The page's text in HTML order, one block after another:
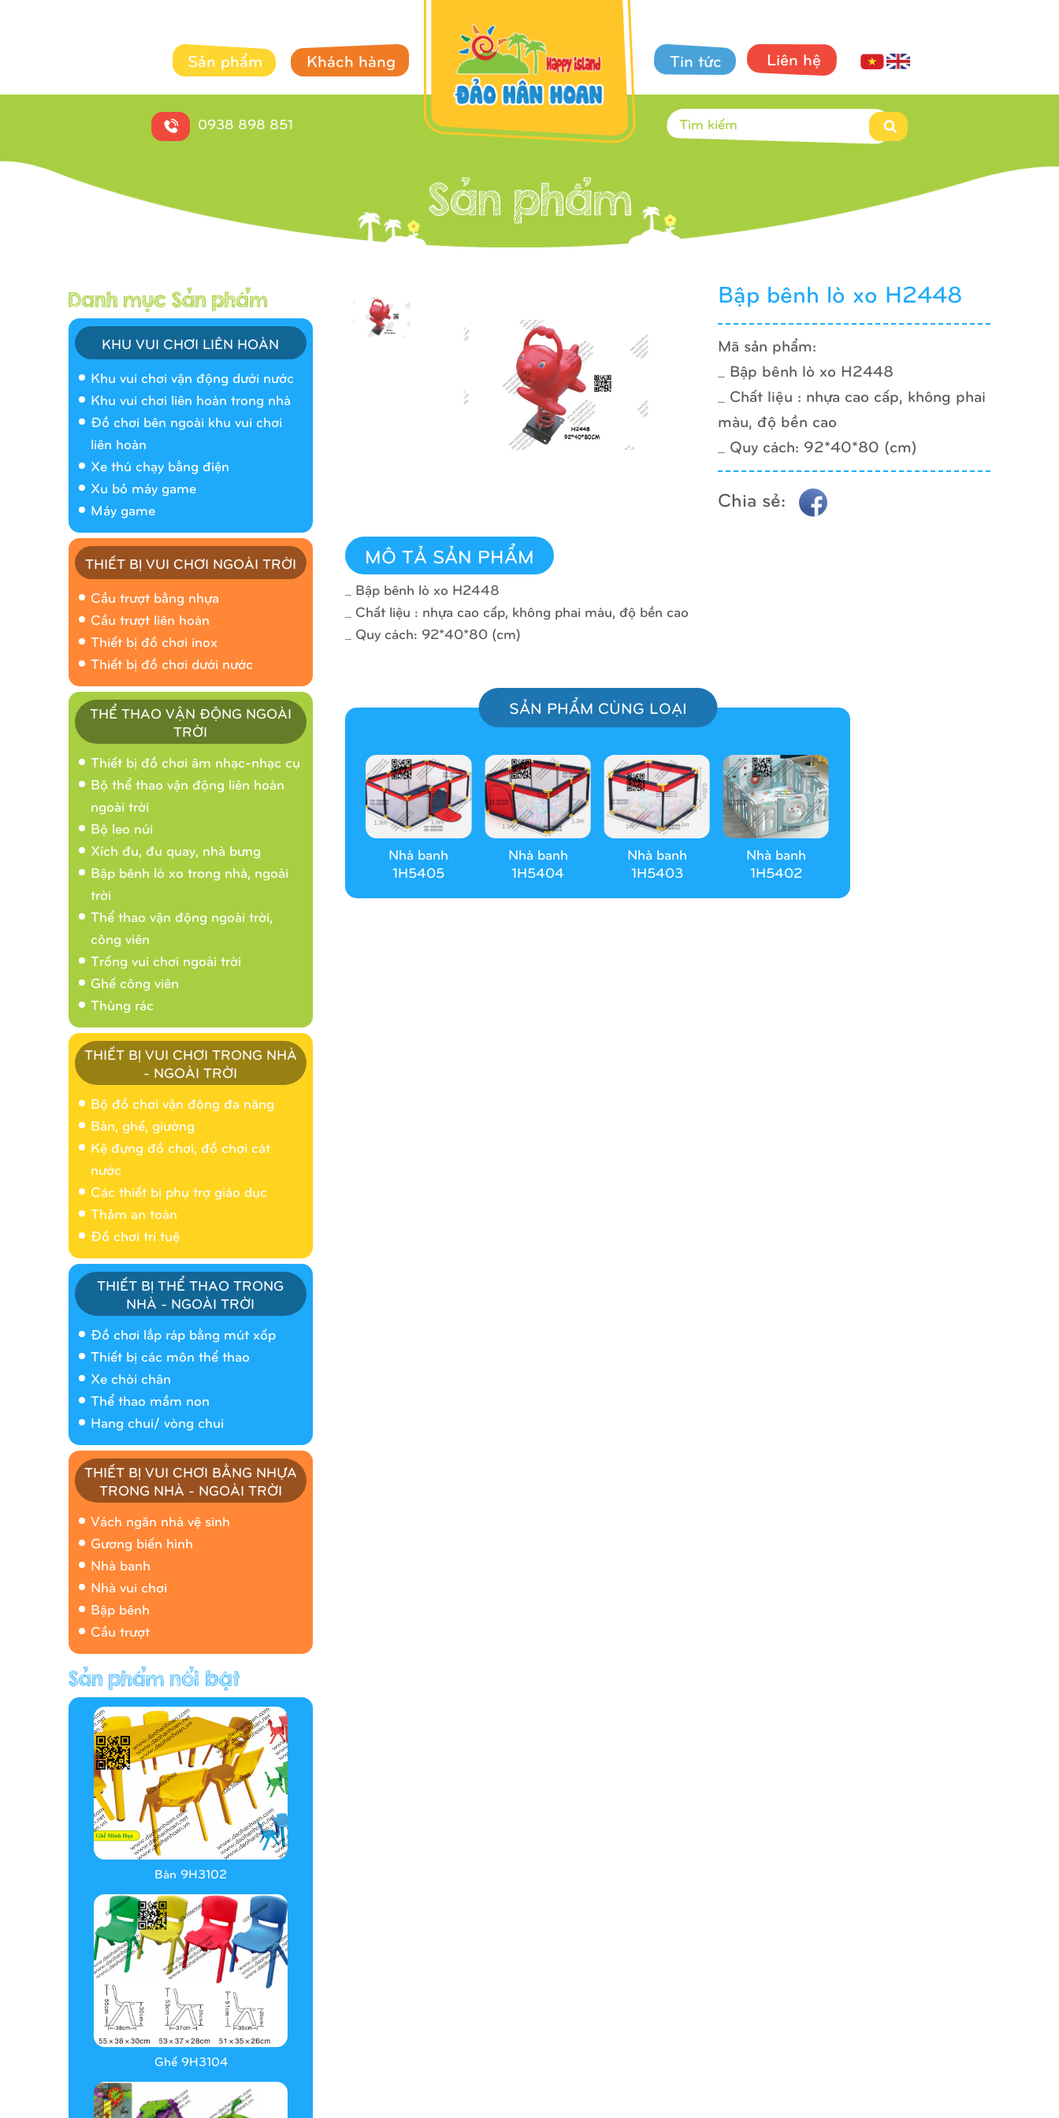
Sản phẩm Khách hàng Tin tức Liên hệ
0938 898 851
KHU VUI CHƠI LIÊN HOÀN
Khu vui chơi vận động dưới nước
Khu vui chơi liên hoàn trong nhà
Đồ chơi bên ngoài khu vui chơi
liên hoàn
Xe thú chạy bằng điện
Xu bỏ máy game
Máy game
THIẾT BỊ VUI CHƠI NGOÀI TRỜI
Cầu trượt bằng nhựa
Cầu trượt liên hoàn
Thiết bị đồ chơi inox
Thiết bị đồ chơi dưới nước
THỂ THAO VẬN ĐỘNG NGOÀI
TRỜI
Thiết bị đồ chơi âm nhạc-nhạc cụ
Bộ thể thao vận động liên hoàn
ngoài trời
Bộ leo núi
Xích đu, đu quay, nhà bưng
Bập bênh lò xo trong nhà, ngoài
trời
Thể thao vận động ngoài trời,
công viên
Trống vui chơi ngoài trời
Ghế công viên
Thùng rác
THIẾT BỊ VUI CHƠI TRONG NHÀ
- NGOÀI TRỜI
Bộ đồ chơi vận động đa năng
Bàn, ghế, giường
Kệ đựng đồ chơi, đồ chơi cát
nước
Các thiết bị phụ trợ giáo dục
Thảm an toàn
Đồ chơi trí tuệ
THIẾT BỊ THỂ THAO TRONG
NHÀ - NGOÀI TRỜI
Đồ chơi lắp ráp bằng mút xốp
Thiết bị các môn thể thao
Xe chòi chân
Thể thao mầm non
Hang chui/ vòng chui
THIẾT BỊ VUI CHƠI BẰNG NHỰA
TRONG NHÀ - NGOÀI TRỜI
Vách ngăn nhà vệ sinh
Gương biến hình
Nhà banh
Nhà vui chơi
Bập bênh
Cầu trượt
Nhà banh 9H5404
Nhà banh 9H5408
Hàng rào/nhà banh 9H5412
Bàn 9H3102
Ghế 9H3104
Bập bênh lò xo H2448
Mã sản phẩm:
_ Bập bênh lò xo H2448
_ Chất liệu : nhựa cao cấp, không phai
màu, độ bền cao
_ Quy cách: 92*40*80 (cm)
Chia sẻ:
MÔ TẢ SẢN PHẨM
_ Bập bênh lò xo H2448
_ Chất liệu : nhựa cao cấp, không phai màu, độ bền cao
_ Quy cách: 92*40*80 (cm)
SẢN PHẨM CÙNG LOẠI
Nhà banh
1H5405
Nhà banh
1H5404
Nhà banh
1H5403
Nhà banh
1H5402